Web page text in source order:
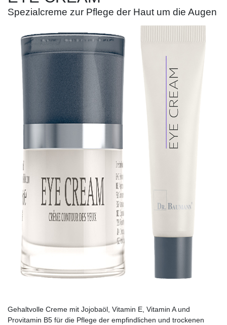
Spezialcreme zur Pflege der Haut um die Augen
Gehaltvolle Creme mit Jojobaöl, Vitamin E, Vitamin A und
Provitamin B5 für die Pflege der empfind­lichen und trockenen